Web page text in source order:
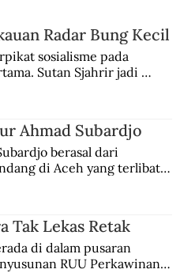
Itu Berpulang
Radar Bung Kecil
sosialisme pada
Sutan Sjahrir jadi
Ahmad Subardjo
berasal dari
di Aceh yang terlibat
Tak Lekas Retak
di dalam pusaran
RUU Perkawinan.